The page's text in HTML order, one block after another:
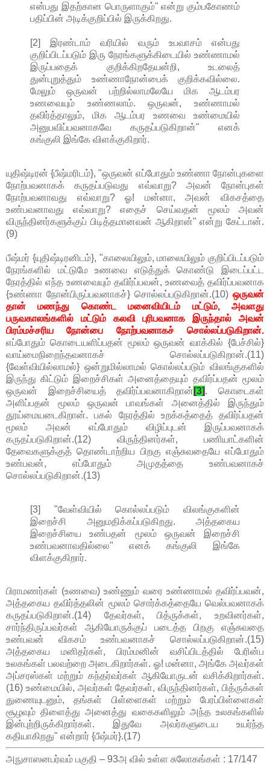
என்பது இதற்கான பொருளாகும்" என்று கும்பகோணம்
பதிப்பின் அடிக்குறிப்பில் இருக்கிறது.
[2] இரண்டாம் வரியில் வரும் உபவாசம் என்பது
குறிப்பிடப்படும் இரு நேரங்களுக்கிடையில் உண்ணாமல்
இருப்பதைக் குறிக்கிறதேயன்றி, உடலைத்
துன்புறுத்தும் உண்ணாநோன்பைக் குறிக்கவில்லை.
மேலும் ஒருவன் பற்றில்லாமலேயே மிக ஆடம்பர
உணவையும் உண்ணலாம். ஒருவன், உண்ணாமல்
தவிர்த்தாலும், மிக ஆடம்பர உணவை உண்மையில்
அனுபவிப்பவனாகவே கருதப்படுகிறான்" எனக்
கங்குலி இங்கே விளக்குகிறார்.
யுதிஷ்டிரன் {பீஷ்மரிடம்}, "ஒருவன் எப்போதும் உண்ணா நோன்புகளை
நோற்பவனாகக் கருதப்படுவது எவ்வாறு? அவன் நோன்புகள்
நோற்பவனாவது எவ்வாறு? ஓ! மன்னா, அவன் விகசத்தை
உண்பவனாவது எவ்வாறு? எதைச் செய்வதன் மூலம் அவன்
விருந்தினர்களுக்குப் பிடித்தமானவன் ஆகிறான்" என்று கேட்டான்.
(9)
பீஷ்மர் {யுதிஷ்டிரனிடம்}, "காலையிலும், மாலையிலும் குறிப்பிடப்படும்
நேரங்களில் மட்டுமே உணவை எடுத்துக் கொண்டு இடைப்பட்ட
நேரத்தில் எந்த உணவையும் தவிர்ப்பவன், உணவைத் தவிர்ப்பவனாக
{உண்ணா நோன்பிருப்பவனாகச்} சொல்லப்படுகிறான்.(10) ஒருவன்
தான் மணந்து கொண்ட மனைவியிடம் மட்டும், அவளது
பருவகாலங்களில் மட்டும் கலவி புரிபவனாக இருந்தால் அவன்
பிரம்மச்சரிய நோன்பை நோற்பவனாகச் சொல்லப்படுகிறான்.
எப்போதும் கொடையளிப்பதன் மூலம் ஒருவன் வாக்கில் {பேச்சில்}
வாய்மைநிறைந்தவனாகச் சொல்லப்படுகிறான்.(11)
{வேள்வியில்லாமல்} ஒன்றுமில்லாமல் கொல்லப்படும் விலங்குகளில்
இருந்து கிட்டும் இறைச்சிகள் அனைத்தையும் தவிர்ப்பதன் மூலம்
ஒருவன் இறைச்சியைத் தவிர்ப்பவனாகிறான் [3]. கொடைகள்
அளிப்பதன் மூலம் ஒருவன் பாவங்கள் அனைத்தில் இருந்தும்
தூய்மையடைகிறான். பகல் நேரத்தில் உறக்கத்தைத் தவிர்ப்பதன்
மூலம் அவன் எப்போதும் விழிப்புடன் இருப்பவனாகக்
கருதப்படுகிறான்.(12) விருந்தினர்கள், பணியாட்களின்
தேவைகளுக்குத் தொண்டாற்றிய பிறகு எஞ்சுவதையே எப்போதும்
உண்பவன், எப்போதும் அமுதத்தை உண்பவனாகச்
சொல்லப்படுகிறான்.(13)
[3] "வேள்வியில் கொல்லப்படும் விலங்குகளின்
இறைச்சி அனுமதிக்கப்படுகிறது. அத்தகைய
இறைச்சியை உண்பதன் மூலம் ஒருவன் இறைச்சி
உண்பவனாவதில்லை" எனக் கங்குலி இங்கே
விளக்குகிறார்.
பிராமணர்கள் (உணவை) உண்ணும் வரை உண்ணாமல் தவிர்ப்பவன்,
அத்தகைய தவிர்த்தலின் மூலம் சொர்க்கத்தையே வெல்பவனாகக்
கருதப்படுகிறான்.(14) தேவர்கள், பித்ருக்கள், உறவினர்கள்,
சார்ந்திருப்பவர்கள் ஆகியோருக்குப் படைத்த பிறகு எஞ்சுவதை
உண்பவன் விகசம் உண்பவனாகச் சொல்லப்படுகிறான்.(15)
அத்தகைய மனிதர்கள், பிரம்மனின் வசிப்பிடத்தில் பேரின்ப
உலகங்கள் பலவற்றை அடைகிறார்கள். ஓ! மன்னா, அங்கே அவர்கள்
அப்சரஸ்கள் மற்றும் கந்தர்வர்கள் ஆகியோருடன் வசிக்கிறார்கள்.
(16) உண்மையில், அவர்கள் தேவர்கள், விருந்தினர்கள், பித்ருக்கள்
துணையுடனும், தங்கள் பிள்ளைகள் மற்றும் பேரப்பிள்ளைகள்
சூழவும் திளைத்து அனைத்து வகைகளிலும் அந்த உலகங்களில்
இன்புற்றிருக்கிறார்கள். இதுவே அவர்களுடைய உயர்ந்த
கதியாகிறது" என்றார் {பீஷ்மர்}.(17)
அநுசாஸனபர்வம் பகுதி – 93அ வில் உள்ள சுலோகங்கள் : 17/147